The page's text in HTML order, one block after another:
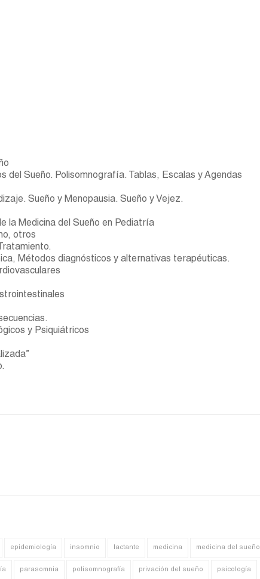
del Sueño. Polisomnografía. Tablas, Escalas y Agendas
Sueño y Menopausia. Sueño y Vejez.
la Medicina del Sueño en Pediatría
otros
Métodos diagnósticos y alternativas terapéuticas.
y Psiquiátricos
epidemiología insomnio lactante medicina medicina del sueño
parasomnia polisomnografía privación del sueño psicología